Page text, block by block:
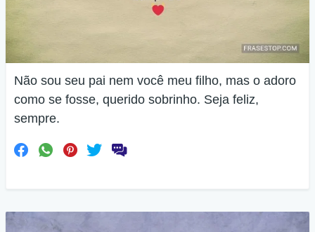
Não sou seu pai nem você meu filho, mas o adoro
como se fosse, querido sobrinho. Seja feliz,
sempre.